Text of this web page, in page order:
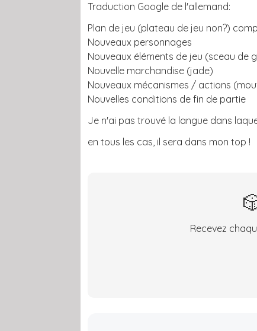
Traduction Google de l'allemand:
Plan de jeu (plateau de jeu non?)
Nouveaux personnages
Nouveaux éléments de jeu (sceau de
Nouvelle marchandise (jade)
Nouveaux mécanismes / actions
Nouvelles conditions de fin de partie
Je n'ai pas trouvé la langue dans
en tous les cas, il sera dans mon top !
Recevez